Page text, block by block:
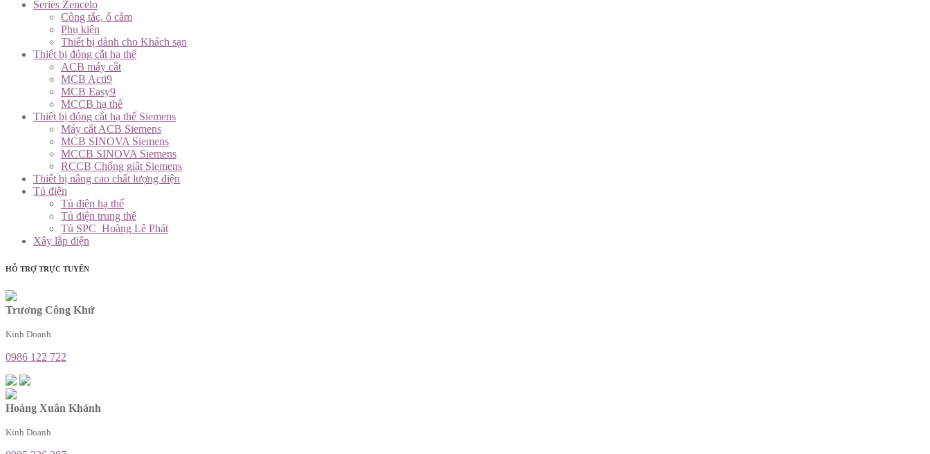
Series Zencelo
Công tắc, ổ cắm
Phụ kiện
Thiết bị dành cho Khách sạn
Thiết bị đóng cắt hạ thế
ACB máy cắt
MCB Acti9
MCB Easy9
MCCB hạ thế
Thiết bị đóng cắt hạ thế Siemens
Máy cắt ACB Siemens
MCB SINOVA Siemens
MCCB SINOVA Siemens
RCCB Chống giật Siemens
Thiết bị nâng cao chất lượng điện
Tủ điện
Tủ điện hạ thế
Tủ điện trung thế
Tủ SPC_Hoàng Lê Phát
Xây lắp điện
HỖ TRỢ TRỰC TUYẾN
Trương Công Khứ
Kinh Doanh
0986 122 722
Hoàng Xuân Khánh
Kinh Doanh